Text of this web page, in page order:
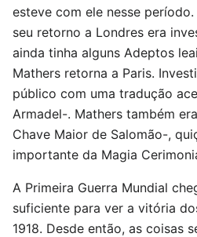
esteve com ele nesse
seu retorno a Londres era
ainda tinha alguns Adeptos
Mathers retorna a Paris.
público com uma tradução
Armadel-. Mathers também
Chave Maior de Salomão-,
importante da Magia
A Primeira Guerra Mundial
suficiente para ver a vitória
1918. Desde então, as coisas